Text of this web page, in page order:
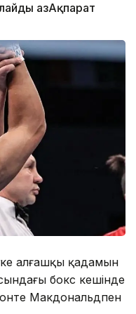
ҚазАқпарат
алғашқы қадамын
бокс кешінде
Макдональдпен